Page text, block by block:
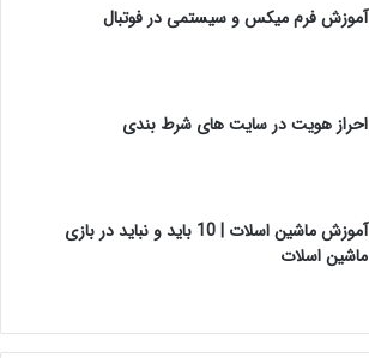
آموزش فرم میکس و سیستمی در فوتبال
احراز هویت در سایت های شرط بندی
آموزش ماشین اسلات | 10 باید و نباید در بازی
ماشین اسلات